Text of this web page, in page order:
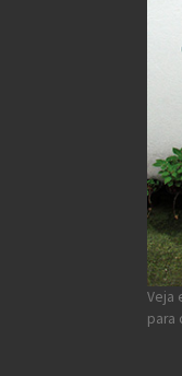
Veja
para